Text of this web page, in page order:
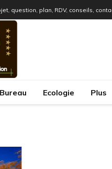
question, plan, RDV, conseils,
Ecologie Plus